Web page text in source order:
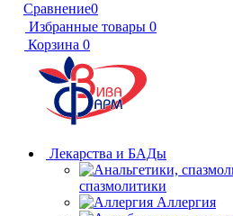
Сравнение0
Избранные товары 0
Корзина 0
Лекарства и БАДы
спазмолитики
Аллергия